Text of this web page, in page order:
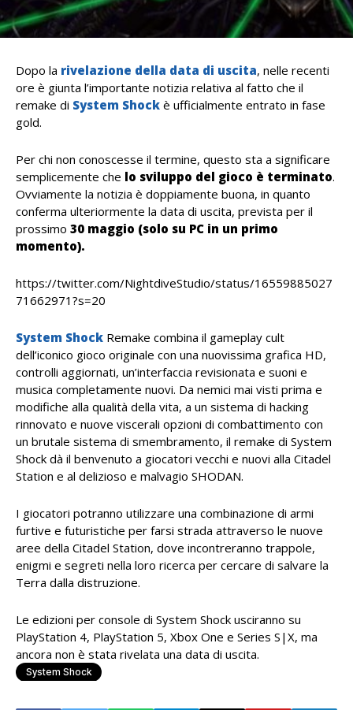
Dopo la rivelazione della data di uscita, nelle recenti
ore è giunta l’importante notizia relativa al fatto che il
remake di System Shock è ufficialmente entrato in fase
gold.
Per chi non conoscesse il termine, questo sta a significare
semplicemente che lo sviluppo del gioco è terminato.
Ovviamente la notizia è doppiamente buona, in quanto
conferma ulteriormente la data di uscita, prevista per il
prossimo 30 maggio (solo su PC in un primo
momento).
https://twitter.com/NightdiveStudio/status/16559885027
71662971?s=20
System Shock Remake combina il gameplay cult
dell’iconico gioco originale con una nuovissima grafica HD,
controlli aggiornati, un’interfaccia revisionata e suoni e
musica completamente nuovi. Da nemici mai visti prima e
modifiche alla qualità della vita, a un sistema di hacking
rinnovato e nuove viscerali opzioni di combattimento con
un brutale sistema di smembramento, il remake di System
Shock dà il benvenuto a giocatori vecchi e nuovi alla Citadel
Station e al delizioso e malvagio SHODAN.
I giocatori potranno utilizzare una combinazione di armi
furtive e futuristiche per farsi strada attraverso le nuove
aree della Citadel Station, dove incontreranno trappole,
enigmi e segreti nella loro ricerca per cercare di salvare la
Terra dalla distruzione.
Le edizioni per console di System Shock usciranno su
PlayStation 4, PlayStation 5, Xbox One e Series S|X, ma
ancora non è stata rivelata una data di uscita.
System Shock